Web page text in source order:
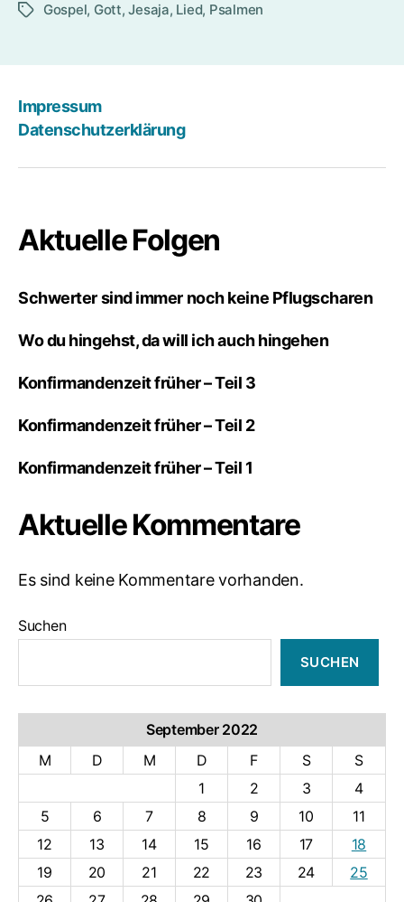
Schlagwörter
Gospel, Gott,Jesaja, Lied, Psalmen
Impressum
Datenschutzerklärung
Aktuelle Folgen
Schwerter sind immer noch keine Pflugscharen
Wo du hingehst, da will ich auch hingehen
Konfirmandenzeit früher – Teil 3
Konfirmandenzeit früher – Teil 2
Konfirmandenzeit früher – Teil 1
Aktuelle Kommentare
Es sind keine Kommentare vorhanden.
Suchen
SUCHEN
September 2022
M
D M D F S
S
1
2 3
4
5
6 7 8 9 10
11
12
13 14 15 16 17
18
19
20 21 22 23 24
25